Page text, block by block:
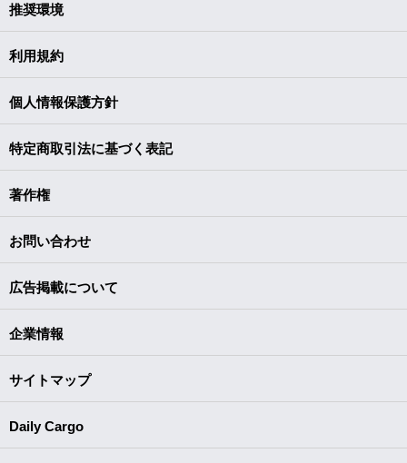
推奨環境
利用規約
個人情報保護方針
特定商取引法に基づく表記
著作権
お問い合わせ
広告掲載について
企業情報
サイトマップ
Daily Cargo